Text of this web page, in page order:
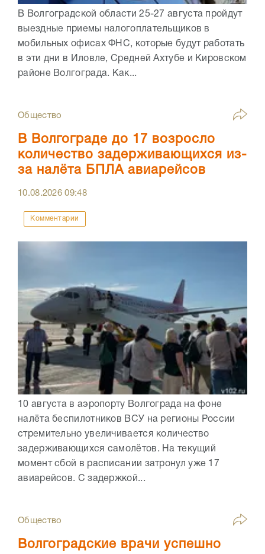
В Волгоградской области 25-27 августа пройдут
выездные приемы налогоплательщиков в
мобильных офисах ФНС, которые будут работать
в эти дни в Иловле, Средней Ахтубе и Кировском
районе Волгограда. Как...
Общество
В Волгограде до 17 возросло
количество задерживающихся из-
за налёта БПЛА авиарейсов
10.08.202609:48
Комментарии
10 августа в аэропорту Волгограда на фоне
налёта беспилотников ВСУ на регионы России
стремительно увеличивается количество
задерживающихся самолётов. На текущий
момент сбой в расписании затронул уже 17
авиарейсов. С задержкой...
Общество
Волгоградские врачи успешно